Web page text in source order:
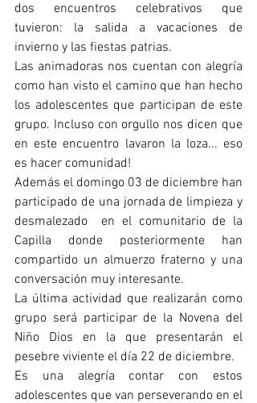
dos encuentros celebrativos que
tuvieron: la salida a vacaciones de
invierno y las fiestas patrias.
Las animadoras nos cuentan con alegría
como han visto el camino que han hecho
los adolescentes que participan de este
grupo. Incluso con orgullo nos dicen que
en este encuentro lavaron la loza... eso
es hacer comunidad!
Además el domingo 03 de diciembre han
participado de una jornada de limpieza y
desmalezado  en el comunitario de la
Capilla donde posteriormente han
compartido un almuerzo fraterno y una
conversación muy interesante.
La última actividad que realizarán como
grupo será participar de la Novena del
Niño Dios en la que presentarán el
pesebre viviente el día 22 de diciembre.
Es una alegría contar con estos
adolescentes que van perseverando en el